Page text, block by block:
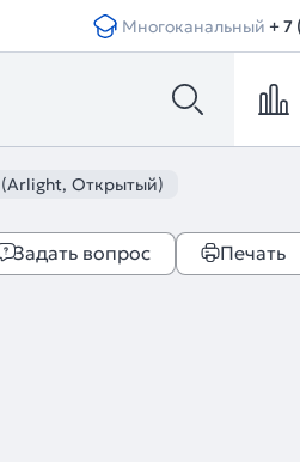
Многоканальный + 7
(Arlight, Открытый)
Задать вопрос Печать